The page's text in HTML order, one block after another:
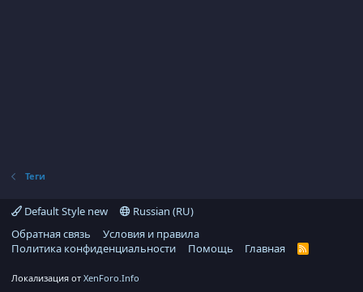
Теги
Default Style new
Russian (RU)
Обратная связь
Условия и правила
Политика конфиденциальности
Помощь Главная
R
Локализация от XenForo.Info